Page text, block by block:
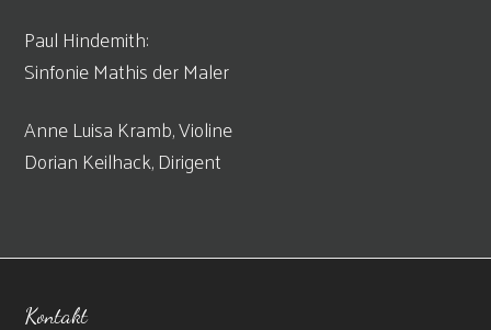
Paul Hindemith:
Sinfonie Mathis der Maler
Anne Luisa Kramb, Violine
Dorian Keilhack, Dirigent
Kontakt